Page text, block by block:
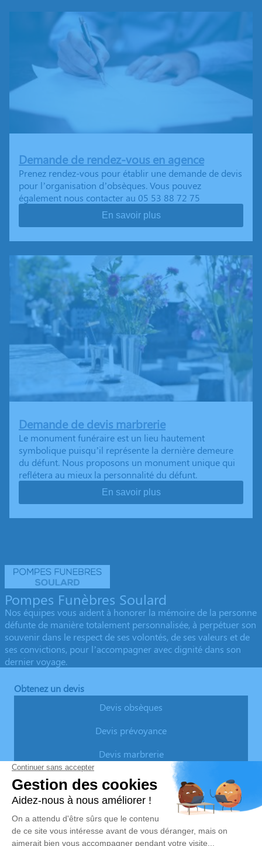
Demande de rendez-vous en agence
Prenez rendez-vous pour établir une demande de devis
pour l’organisation d’obsèques. Vous pouvez
également nous contacter au 05 53 88 72 75
En savoir plus
Demande de devis marbrerie
Le monument funéraire est un lieu hautement
symbolique puisqu’il représente la dernière demeure
du défunt. Nous proposons un monument unique qui
reflétera au mieux la personnalité du défunt.
En savoir plus
Pompes Funèbres Soulard
Nos équipes vous aident à honorer la mémoire de la personne
défunte de manière totalement personnalisée, à perpétuer son
souvenir dans le respect de ses volontés, de ses valeurs et de
ses convictions, pour l’accompagner avec dignité dans son
dernier voyage.
Obtenez un devis
Devis obsèques
Devis prévoyance
Devis marbrerie
Notre agence
Pompes Funèbres Soulard
05 36 37 27 02
agence@pfsoulard.fr